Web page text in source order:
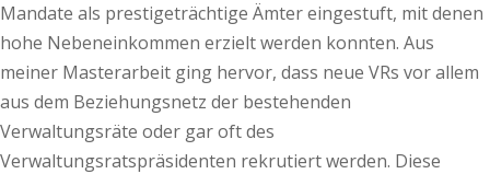
Mandate als prestigeträchtige Ämter eingestuft, mit denen
hohe Nebeneinkommen erzielt werden konnten. Aus
meiner Masterarbeit ging hervor, dass neue VRs vor allem
aus dem Beziehungsnetz der bestehenden
Verwaltungsräte oder gar oft des
Verwaltungsratspräsidenten rekrutiert werden. Diese